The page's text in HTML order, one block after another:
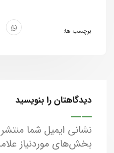
برچسب ها:
دیدگاهتان را بنویسید
نشانی ایمیل شما
بخش‌های موردنیاز